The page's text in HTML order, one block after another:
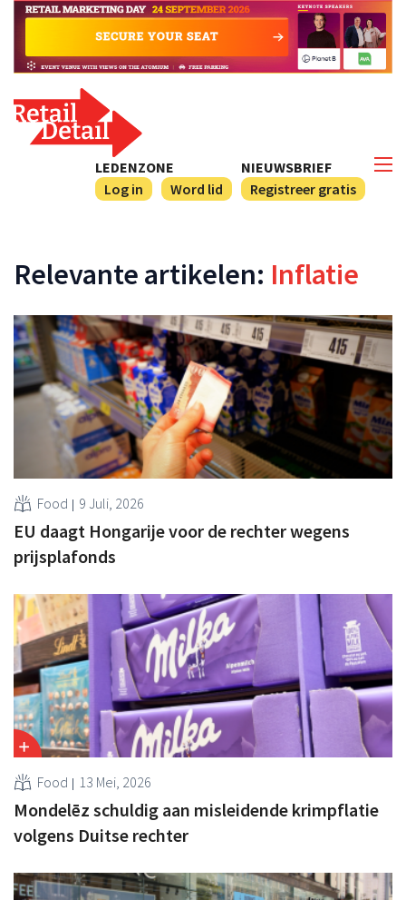
NIEUWSBRIEF
Registreer gratis
LEDENZONE
Log in
Word lid
Relevante artikelen: Inflatie
Food 9 Juli, 2026
EU daagt Hongarije voor de rechter wegens
prijsplafonds
Food 13 Mei, 2026
Mondelēz schuldig aan misleidende krimpflatie
volgens Duitse rechter